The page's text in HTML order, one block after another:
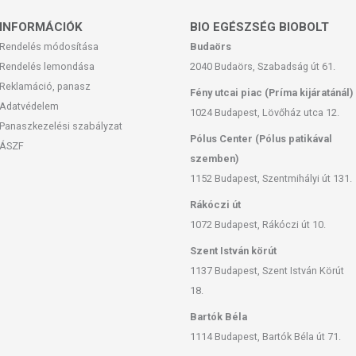
levő európai uniós szabályozás szerint
a hagyományos étrend kiegészítését szolgálják, és
tápanyagokat. Bár az étrend-kiegészítők kedvező
amely egyénenként eltérő lehet, jelölésük,
során nem engedélyezett a készítményeknek
vegyes étrendet és az egészséges
betegségeket! A termék nem az orvosi kezelés
esetén használatát beszélje meg kezelőorvosával. Az
allergiás! Kisgyermektől elzárva tartandó!
INFORMÁCIÓK
Rendelés módosítása
Rendelés lemondása
Reklamáció, panasz
Adatvédelem
Panaszkezelési szabályzat
ÁSZF
BIO EGÉSZSÉG BIOBOLT
Budaörs
2040 Budaörs, Szabadság út 61.
Fény utcai piac (Príma kijáratánál)
1024 Budapest, Lövőház utca 12.
Pólus Center (Pólus patikával
szemben)
1152 Budapest, Szentmihályi út 131.
Rákóczi út
1072 Budapest, Rákóczi út 10.
Szent István körút
1137 Budapest, Szent István Körút
18.
Bartók Béla
1114 Budapest, Bartók Béla út 71.